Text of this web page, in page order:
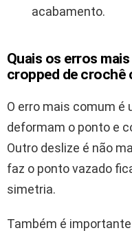
acabamento.
Quais os erros
cropped de crochê
O erro mais comum é
deformam o ponto e
Outro deslize é não
faz o ponto vazado
simetria.
Também é